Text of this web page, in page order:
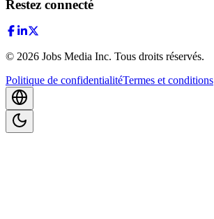
Restez connecté
© 2026 Jobs Media Inc. Tous droits réservés.
Politique de confidentialitéTermes et conditions